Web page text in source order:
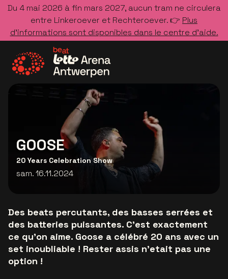
Du 4 mai 2026 à fin mars 2027, aucun tram ne circulera
entre Linkeroever et Rechteroever. 👉 Plus
d’informations sont disponibles dans le centre d’aide.
GOOSE
20 Years Celebration Show
sam. 16.11.2024
Des beats percutants, des basses serrées et
des batteries puissantes. C’est exactement
ce qu’on aime. Goose a célébré 20 ans avec un
set inoubliable ! Rester assis n'etait pas une
option !